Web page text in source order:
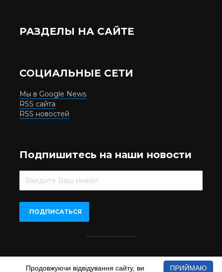
РАЗДЕЛЫ НА САЙТЕ
СОЦИАЛЬНЫЕ СЕТИ
Мы в Google News
RSS сайта
RSS новостей
Подпишитесь на наши новости
Beer.UA © 2016-2022
При копіюванні матеріалів з сайту обов'язкове пряме
ПРИЙМАЮ
Продовжуючи відвідування сайту, ви